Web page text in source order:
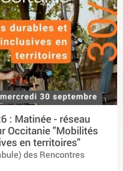
: Matinée - réseau
Occitanie "Mobilités
en territoires"
des Rencontres